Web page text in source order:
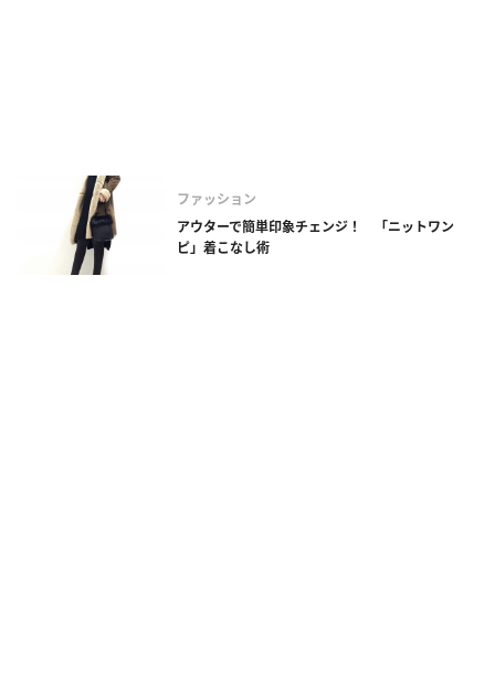
ファッション
アウターで簡単印象チェンジ！ 「ニットワン
ピ」着こなし術